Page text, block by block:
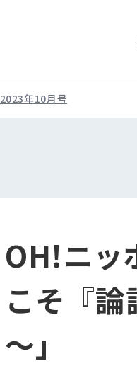
2023年10月号
OH!ニッ
こそ『
～」